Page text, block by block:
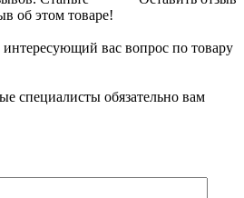
об этом товаре!
вас вопрос по товару
специалисты обязательно вам